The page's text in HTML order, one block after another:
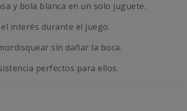
y bola blanca en un solo juguete.
interés durante el juego.
sin dañar la boca.
perfectos para ellos.